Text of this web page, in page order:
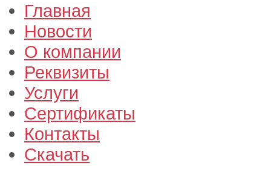
Главная
Новости
О компании
Реквизиты
Услуги
Сертификаты
Контакты
Скачать